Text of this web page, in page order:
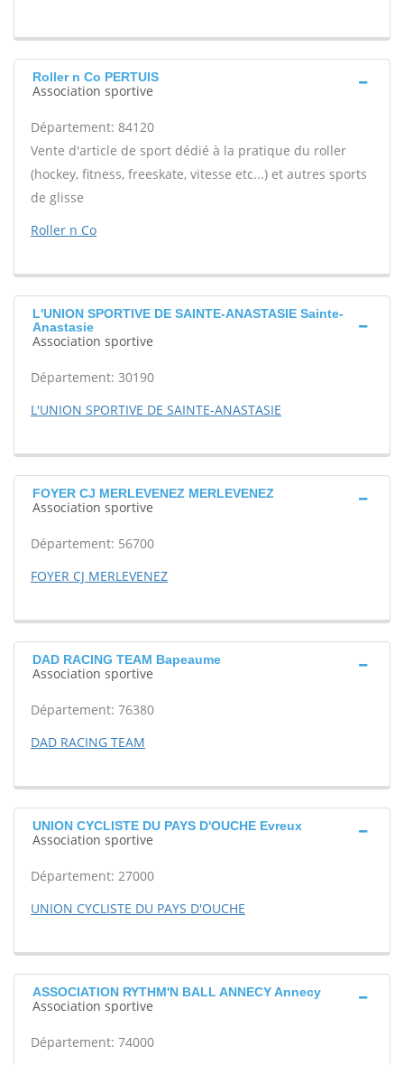
Roller n Co PERTUIS
Association sportive
Département: 84120
Vente d'article de sport dédié à la pratique du roller
(hockey, fitness, freeskate, vitesse etc...) et autres sports
de glisse
Roller n Co
L'UNION SPORTIVE DE SAINTE-ANASTASIE Sainte-
Anastasie
Association sportive
Département: 30190
L'UNION SPORTIVE DE SAINTE-ANASTASIE
FOYER CJ MERLEVENEZ MERLEVENEZ
Association sportive
Département: 56700
FOYER CJ MERLEVENEZ
DAD RACING TEAM Bapeaume
Association sportive
Département: 76380
DAD RACING TEAM
UNION CYCLISTE DU PAYS D'OUCHE Evreux
Association sportive
Département: 27000
UNION CYCLISTE DU PAYS D'OUCHE
ASSOCIATION RYTHM'N BALL ANNECY Annecy
Association sportive
Département: 74000